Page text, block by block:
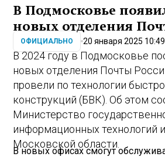
В Подмосковье
новых отделения
ОФИЦИАЛЬНО 20 января 2025 10:49
В 2024 году в Подмосковье
новых отделения Почты
провели по технологии
конструкций (БВК). Об этом
Министерство
информационных технологий
Московской области.
В новых офисах смогут